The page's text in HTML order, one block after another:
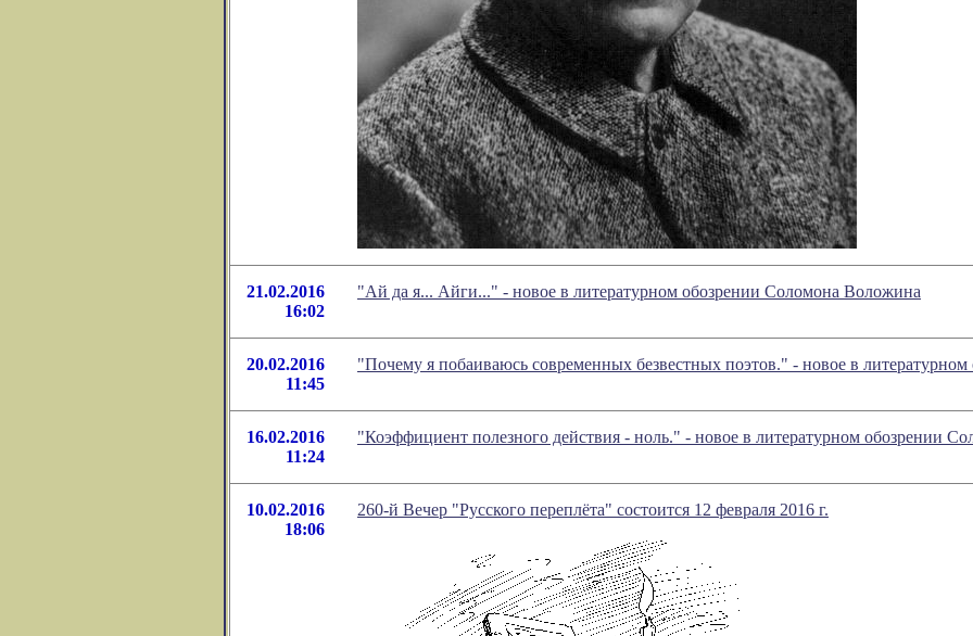
21.02.2016
16:02
"Ай да я... Айги..." - новое в литературном обозрении Соломона Воложина
20.02.2016
11:45
"Почему я побаиваюсь современных безвестных поэтов." - новое в
16.02.2016
11:24
"Коэффициент полезного действия - ноль." - новое в литературном обозрении
10.02.2016
18:06
260-й Вечер "Русского переплёта" состоится 12 февраля 2016 г.